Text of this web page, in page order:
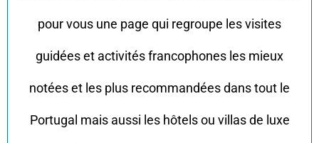
pour vous une page qui regroupe les visites
guidées et activités francophones les mieux
notées et les plus recommandées dans tout le
Portugal mais aussi les hôtels ou villas de luxe